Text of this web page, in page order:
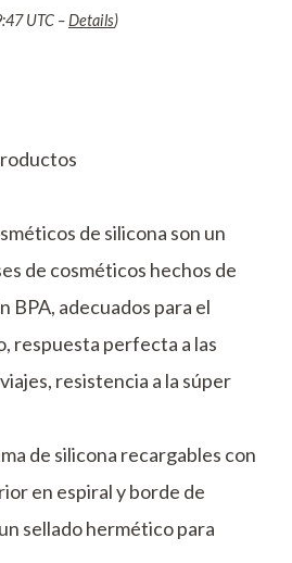
UTC –Details)
de silicona son un
de cosméticos hechos de
BPA, adecuados para el
respuesta perfecta a las
resistencia a la súper
de silicona recargables con
en espiral y borde de
sellado hermético para